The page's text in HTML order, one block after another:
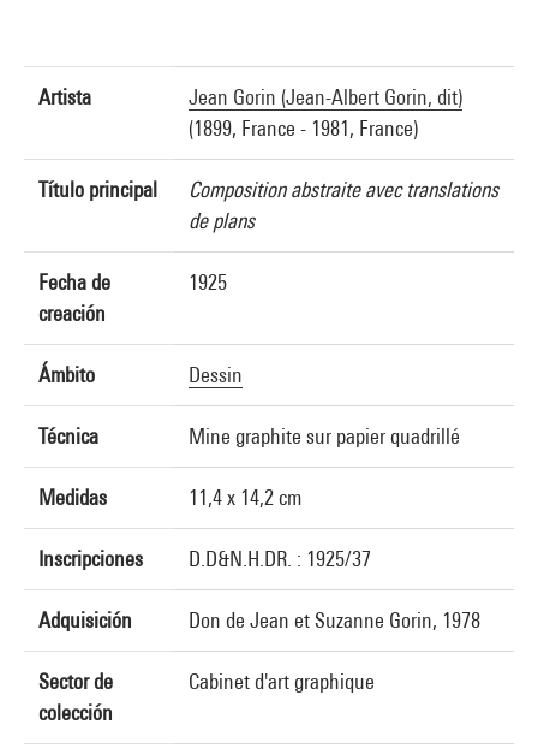
Artista
Jean Gorin (Jean-Albert Gorin, dit)
(1899, France - 1981, France)
Título principal
Composition abstraite avec translations
de plans
Fecha de
creación
1925
Ámbito Dessin
Técnica Mine graphite sur papier quadrillé
Medidas 11,4 x 14,2 cm
Inscripciones D.D&N.H.DR. : 1925/37
Adquisición Don de Jean et Suzanne Gorin, 1978
Sector de
colección
Cabinet d'art graphique